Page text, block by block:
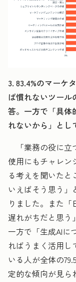
3. 83.4%のマーケ
ば慣れないツー
答。一方で「具体
れないから」とし
「業務の役に立
使用にもチャレン
る考えを聞いたと
いえばそう思う」
りました。また
遅れがちだと思う
一方で「生成AIに
ればうまく活用し
いる人が全体の
定的な傾向が見ら